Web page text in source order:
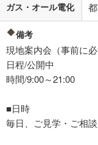
ガス・オール電化
備考
現地案内会（事前に
日程/公開中
時間/9:00～21:00
■日時
毎日、ご見学・ご相談